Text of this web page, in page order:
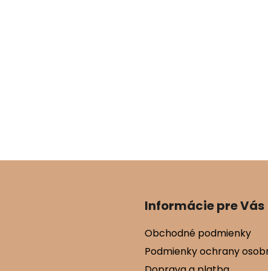
Informácie pre Vás
Obchodné podmienky
Podmienky ochrany